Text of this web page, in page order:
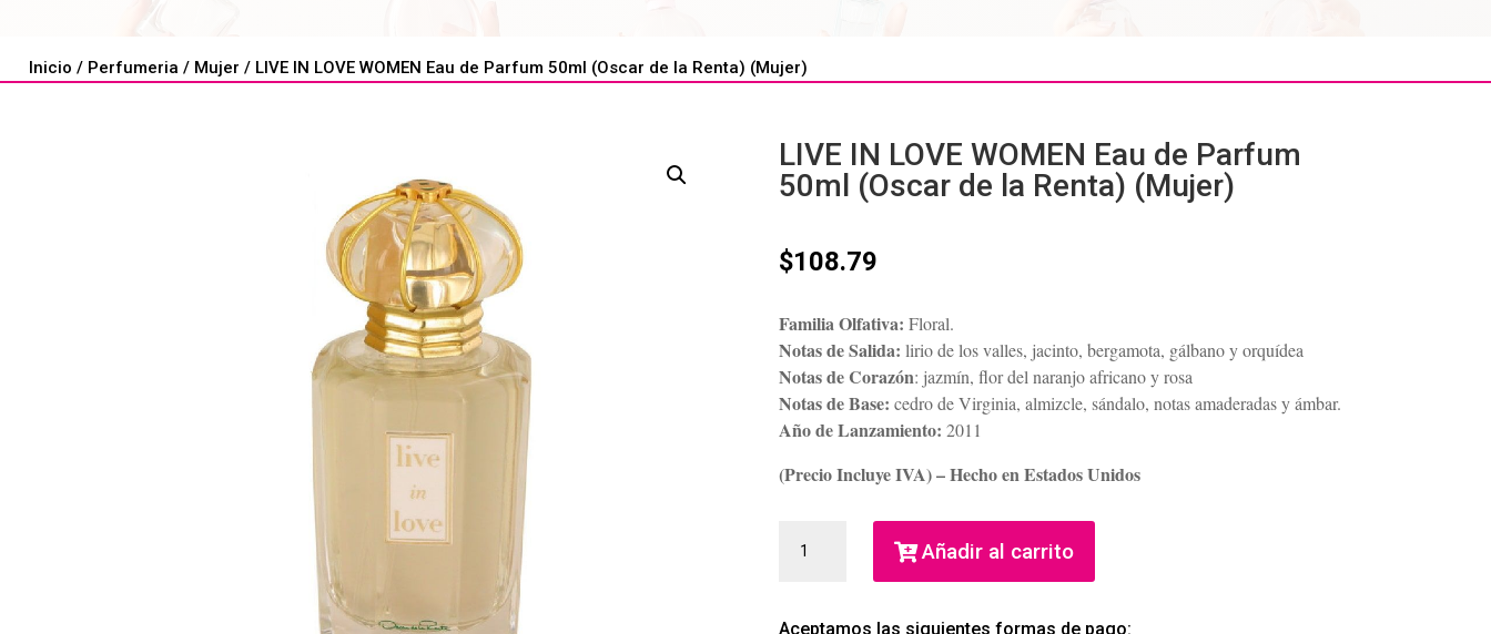
Inicio / Perfumeria / Mujer / LIVE IN LOVE WOMEN Eau de Parfum 50ml (Oscar de la Renta) (Mujer)
LIVE IN LOVE WOMEN Eau de Parfum
50ml (Oscar de la Renta) (Mujer)
$108.79
Familia Olfativa: Floral.
Notas de Salida: lirio de los valles, jacinto, bergamota, gálbano y orquídea
Notas de Corazón: jazmín, flor del naranjo africano y rosa
Notas de Base: cedro de Virginia, almizcle, sándalo, notas amaderadas y ámbar.
Año de Lanzamiento: 2011
(Precio Incluye IVA) – Hecho en Estados Unidos
Añadir al carrito
Aceptamos las siguientes formas de pago: